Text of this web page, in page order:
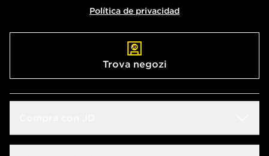
Política de privacidad
Trova negozi